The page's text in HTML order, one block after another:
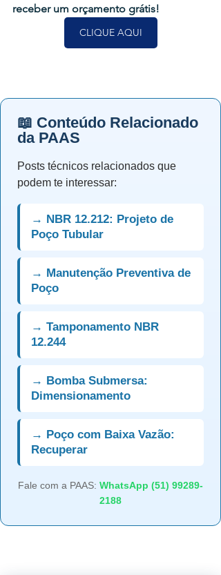
receber um orçamento grátis!
CLIQUE AQUI
📖 Conteúdo Relacionado
da PAAS
Posts técnicos relacionados que
podem te interessar:
→ NBR 12.212: Projeto de
Poço Tubular
→ Manutenção Preventiva de
Poço
→ Tamponamento NBR
12.244
→ Bomba Submersa:
Dimensionamento
→ Poço com Baixa Vazão:
Recuperar
Fale com a PAAS: WhatsApp (51) 99289-
2188